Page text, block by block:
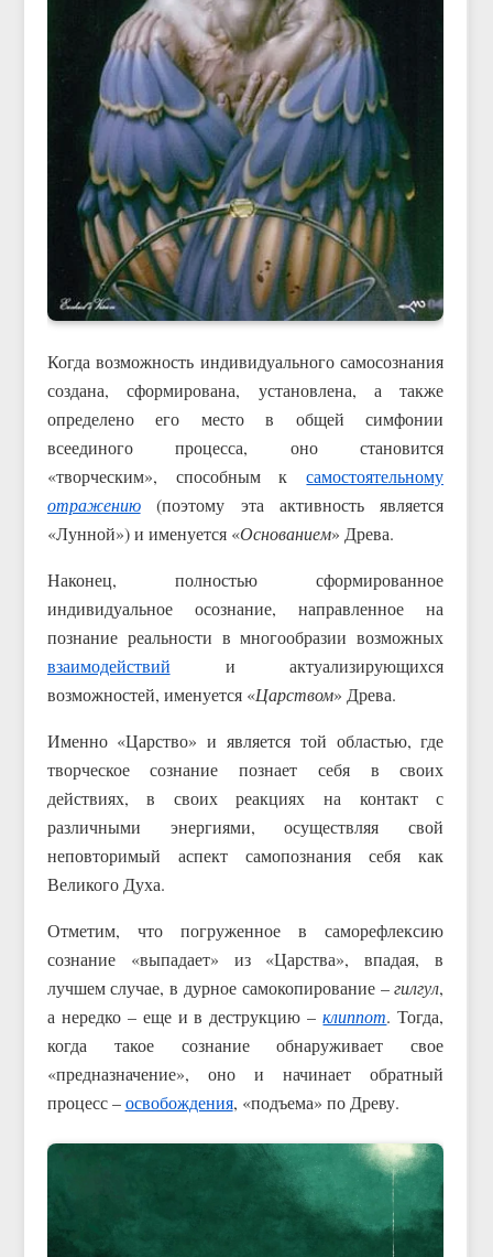
Когда возможность индивидуального самосознания
создана, сформирована, установлена, а также
определено его место в общей симфонии
всеединого процесса, оно становится
«творческим», способным ксамостоятельному
отражению(поэтому эта активность является
«Лунной») и именуется «Основанием» Древа.
Наконец, полностью сформированное
индивидуальное осознание, направленное на
познание реальности в многообразии возможных
взаимодействий и актуализирующихся
возможностей, именуется «Царством» Древа.
Именно «Царство» и является той областью, где
творческое сознание познает себя в своих
действиях, в своих реакциях на контакт с
различными энергиями, осуществляя свой
неповторимый аспект самопознания себя как
Великого Духа.
Отметим, что погруженное в саморефлексию
сознание «выпадает» из «Царства», впадая, в
лучшем случае, в дурное самокопирование –гилгул,
а нередко – еще и в деструкцию –клиппот. Тогда,
когда такое сознание обнаруживает свое
«предназначение», оно и начинает обратный
процесс –освобождения, «подъема» по Древу.